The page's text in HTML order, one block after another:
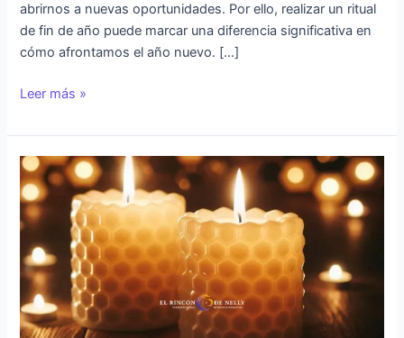
abrirnos a nuevas oportunidades. Por ello, realizar un ritual
de fin de año puede marcar una diferencia significativa en
cómo afrontamos el año nuevo. […]
Leer más »
Ritual
con
velas
de
miel
para
los
días